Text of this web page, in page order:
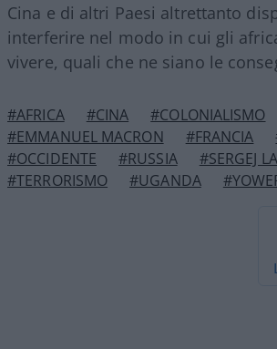
Cina e di altri Paesi altrettanto
interferire nel modo in cui gli
vivere, quali che ne siano le
#AFRICA #CINA #COLONIALISMO
#EMMANUEL MACRON
#FRANCIA
#OCCIDENTE
#RUSSIA
#SERGEJ
#TERRORISMO
#UGANDA